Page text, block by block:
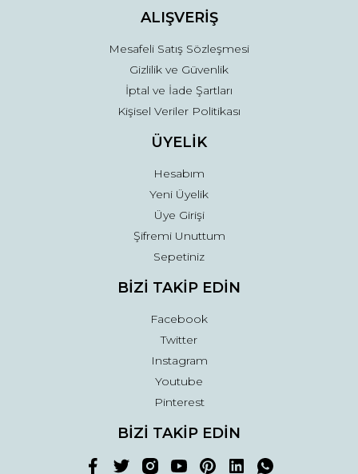
ALIŞVERİŞ
Mesafeli Satış Sözleşmesi
Gizlilik ve Güvenlik
İptal ve İade Şartları
Kişisel Veriler Politikası
ÜYELİK
Hesabım
Yeni Üyelik
Üye Girişi
Şifremi Unuttum
Sepetiniz
BİZİ TAKİP EDİN
Facebook
Twitter
Instagram
Youtube
Pinterest
BİZİ TAKİP EDİN